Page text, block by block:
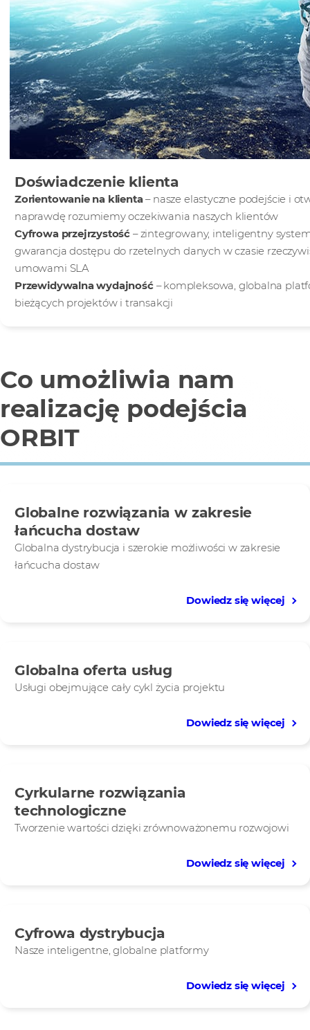
Doświadczenie klienta
Zorientowanie na klienta– nasze elastyczne podejście i
naprawdę rozumiemy oczekiwania naszych klientów
Cyfrowa przejrzystość – zintegrowany, inteligentny
gwarancja dostępu do rzetelnych danych w czasie
umowami SLA
Przewidywalna wydajność– kompleksowa, globalna
bieżących projektów i transakcji
Co umożliwia nam
realizację podejścia
ORBIT
Globalne rozwiązania w zakresie
łańcucha dostaw
Globalna dystrybucja i szerokie możliwości w zakresie
łańcucha dostaw
Dowiedz się więcej
Globalna oferta usług
Usługi obejmujące cały cykl życia projektu
Dowiedz się więcej
Cyrkularne rozwiązania
technologiczne
Tworzenie wartości dzięki zrównoważonemu rozwojowi
Dowiedz się więcej
Cyfrowa dystrybucja
Nasze inteligentne, globalne platformy
Dowiedz się więcej